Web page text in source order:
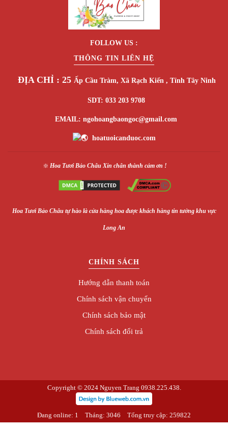
FOLLOW US :
THÔNG TIN LIÊN HỆ
ĐỊA CHỈ : 25 Ấp Cầu Tràm, Xã Rạch Kiến , Tỉnh Tây Ninh
SDT: 033 203 9708
EMAIL: ngohoangbaongoc@gmail.com
hoatuoicanduoc.com
❇️ Hoa Tươi Bảo Châu Xin chân thành cảm ơn !
Hoa Tươi Bảo Châutự hào là cửa hàng hoa được khách hàng tin tưởng khu vực
Long An
CHÍNH SÁCH
Hướng dẫn thanh toán
Chính sách vận chuyển
Chính sách bảo mật
Chính sách đổi trả
Copyright © 2024 Nguyen Trang 0938.225.438.
Đang online: 1 Tháng: 3046 Tổng truy cập: 259822